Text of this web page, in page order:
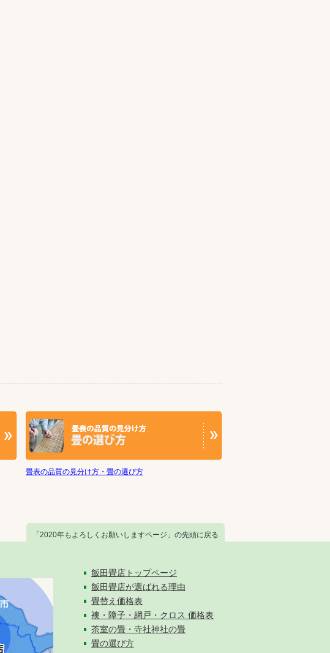
畳表の品質の見分け方・畳の選び方
「2020年もよろしくお願いしますページ」の先頭に戻る
飯田畳店トップページ
飯田畳店が選ばれる理由
畳替え価格表
襖・障子・網戸・クロス 価格表
茶室の畳・寺社神社の畳
畳の選び方